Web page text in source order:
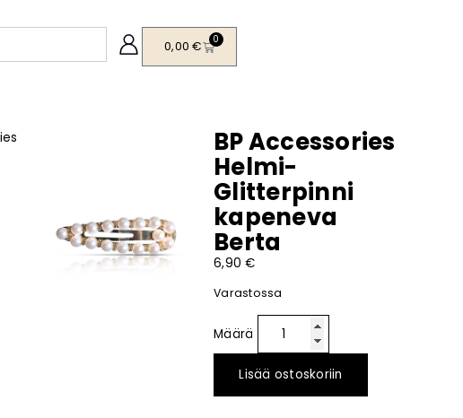
0,00€ 0
BP Accessories
Helmi-
Glitterpinni
kapeneva
Berta
6,90€
Varastossa
Lisää ostoskoriin